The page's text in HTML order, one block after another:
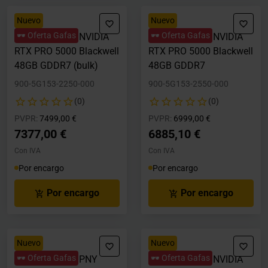
Nuevo
🕶️ Oferta Gafas
Tarjeta Gráfica NVIDIA
RTX PRO 5000 Blackwell
48GB GDDR7 (bulk)
900-5G153-2250-000
(0)
PVPR: Precio rebajado desde
7499,00 €
7377,00 €
Con IVA
Por encargo
Por encargo
Nuevo
🕶️ Oferta Gafas
Tarjeta Gráfica NVIDIA
RTX PRO 5000 Blackwell
48GB GDDR7
900-5G153-2550-000
(0)
PVPR: Precio rebajado desde
6999,00 €
6885,10 €
Con IVA
Por encargo
Por encargo
Nuevo
🕶️ Oferta Gafas
Tarjeta Gráfica PNY
Nuevo
🕶️ Oferta Gafas
Tarjeta Gráfica NVIDIA